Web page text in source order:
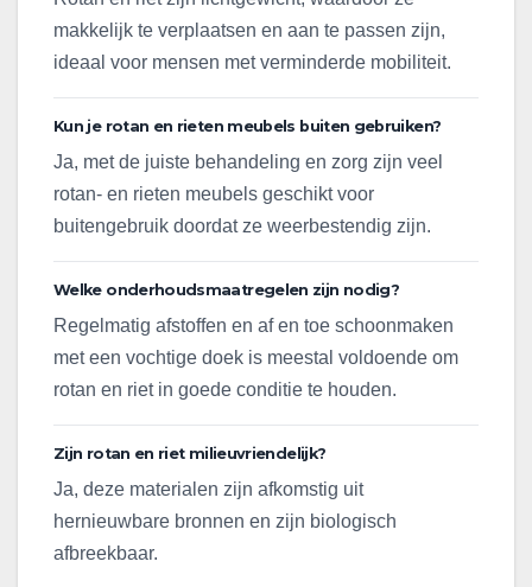
makkelijk te verplaatsen en aan te passen zijn,
ideaal voor mensen met verminderde mobiliteit.
Kun je rotan en rieten meubels buiten gebruiken?
Ja, met de juiste behandeling en zorg zijn veel
rotan- en rieten meubels geschikt voor
buitengebruik doordat ze weerbestendig zijn.
Welke onderhoudsmaatregelen zijn nodig?
Regelmatig afstoffen en af en toe schoonmaken
met een vochtige doek is meestal voldoende om
rotan en riet in goede conditie te houden.
Zijn rotan en riet milieuvriendelijk?
Ja, deze materialen zijn afkomstig uit
hernieuwbare bronnen en zijn biologisch
afbreekbaar.